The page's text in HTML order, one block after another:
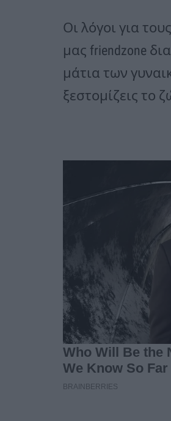
Οι λόγοι για
μας friendzone
μάτια των
ξεστομίζεις το